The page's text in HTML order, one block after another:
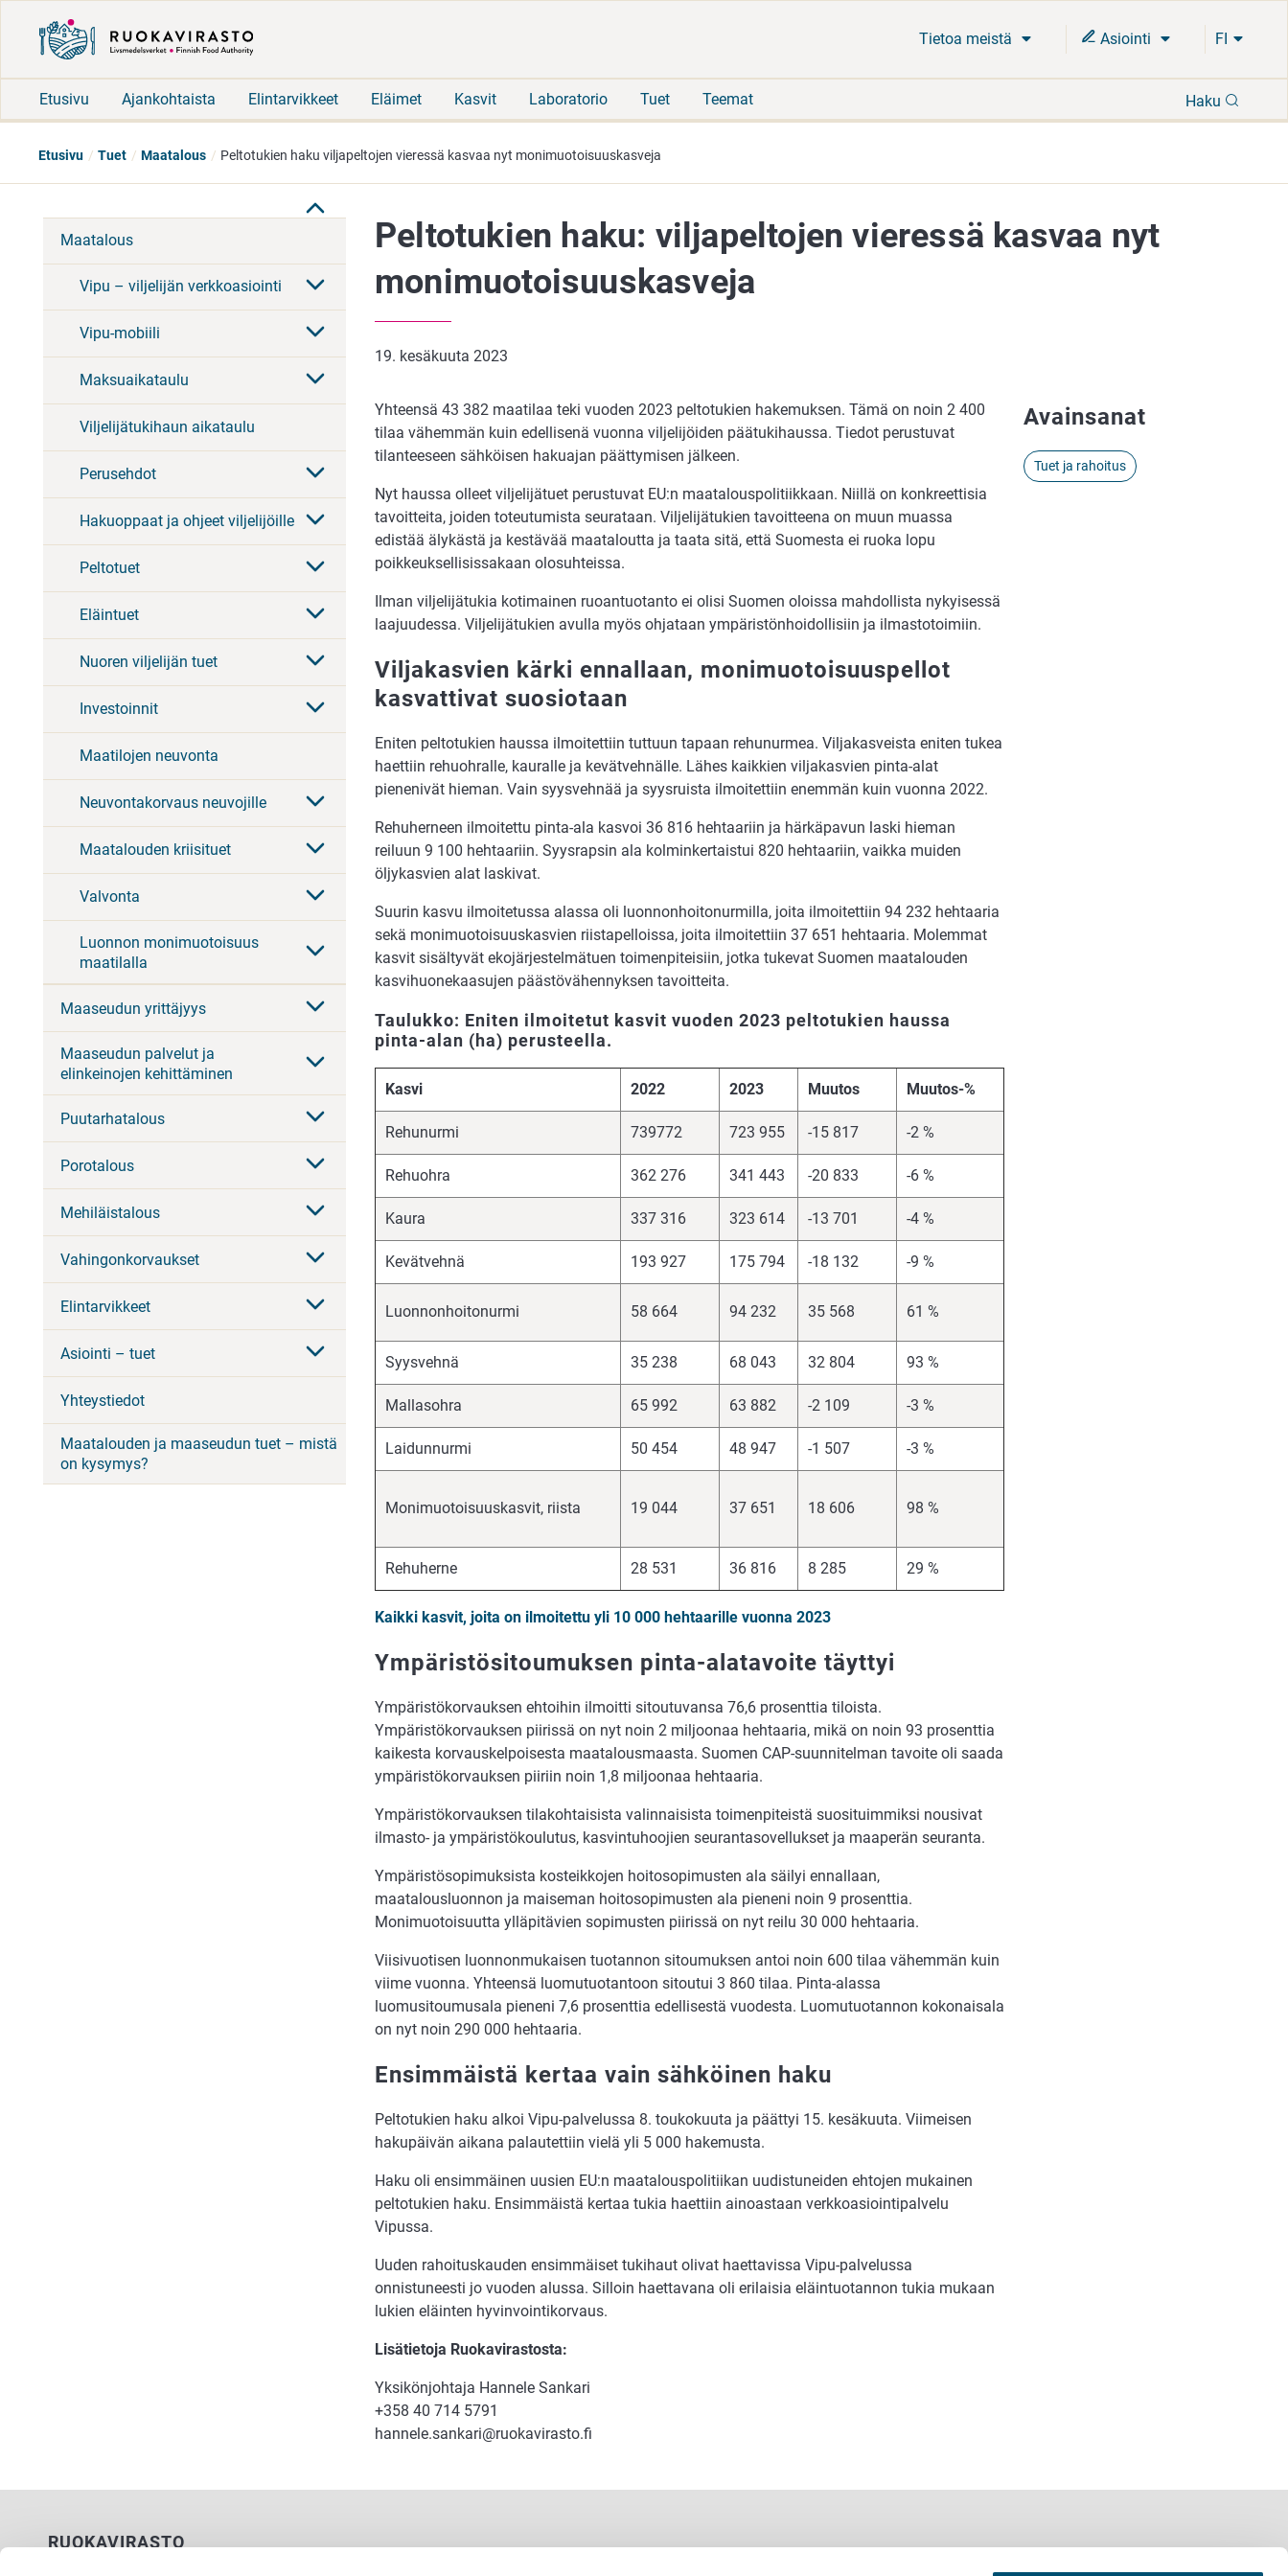
Tietoa meistä Asiointi FI
Etusivu Ajankohtaista Elintarvikkeet Eläimet Kasvit Laboratorio Tuet Teemat Haku
Etusivu Tuet Maatalous Peltotukien haku viljapeltojen vieressä kasvaa nyt monimuotoisuuskasveja
Maatalous
Vipu – viljelijän verkkoasiointi
Vipu-mobiili
Maksuaikataulu
Viljelijätukihaun aikataulu
Perusehdot
Hakuoppaat ja ohjeet viljelijöille
Peltotuet
Eläintuet
Nuoren viljelijän tuet
Investoinnit
Maatilojen neuvonta
Neuvontakorvaus neuvojille
Maatalouden kriisituet
Valvonta
Luonnon monimuotoisuus
maatilalla
Maaseudun yrittäjyys
Maaseudun palvelut ja
elinkeinojen kehittäminen
Puutarhatalous
Porotalous
Mehiläistalous
Vahingonkorvaukset
Elintarvikkeet
Asiointi – tuet
Yhteystiedot
Maatalouden ja maaseudun tuet – mistä
on kysymys?
Peltotukien haku: viljapeltojen vieressä kasvaa nyt
monimuotoisuuskasveja
19. kesäkuuta 2023
Yhteensä 43 382 maatilaa teki vuoden 2023 peltotukien hakemuksen. Tämä on noin 2 400
tilaa vähemmän kuin edellisenä vuonna viljelijöiden päätukihaussa. Tiedot perustuvat
tilanteeseen sähköisen hakuajan päättymisen jälkeen.
Nyt haussa olleet viljelijätuet perustuvat EU:n maatalouspolitiikkaan. Niillä on konkreettisia
tavoitteita, joiden toteutumista seurataan. Viljelijätukien tavoitteena on muun muassa
edistää älykästä ja kestävää maataloutta ja taata sitä, että Suomesta ei ruoka lopu
poikkeuksellisissakaan olosuhteissa.
Ilman viljelijätukia kotimainen ruoantuotanto ei olisi Suomen oloissa mahdollista nykyisessä
laajuudessa. Viljelijätukien avulla myös ohjataan ympäristönhoidollisiin ja ilmastotoimiin.
Viljakasvien kärki ennallaan, monimuotoisuuspellot
kasvattivat suosiotaan
Eniten peltotukien haussa ilmoitettiin tuttuun tapaan rehunurmea. Viljakasveista eniten tukea
haettiin rehuohralle, kauralle ja kevätvehnälle. Lähes kaikkien viljakasvien pinta-alat
pienenivät hieman. Vain syysvehnää ja syysruista ilmoitettiin enemmän kuin vuonna 2022.
Rehuherneen ilmoitettu pinta-ala kasvoi 36 816 hehtaariin ja härkäpavun laski hieman
reiluun 9 100 hehtaariin. Syysrapsin ala kolminkertaistui 820 hehtaariin, vaikka muiden
öljykasvien alat laskivat.
Suurin kasvu ilmoitetussa alassa oli luonnonhoitonurmilla, joita ilmoitettiin 94 232 hehtaaria
sekä monimuotoisuuskasvien riistapelloissa, joita ilmoitettiin 37 651 hehtaaria. Molemmat
kasvit sisältyvät ekojärjestelmätuen toimenpiteisiin, jotka tukevat Suomen maatalouden
kasvihuonekaasujen päästövähennyksen tavoitteita.
Taulukko: Eniten ilmoitetut kasvit vuoden 2023 peltotukien haussa
pinta-alan (ha) perusteella.
Kasvi 2022 2023 Muutos Muutos-%
Rehunurmi 739772 723 955 -15 817 -2 %
Rehuohra 362 276 341 443 -20 833 -6 %
Kaura 337 316 323 614 -13 701 -4 %
Kevätvehnä 193 927 175 794 -18 132 -9 %
Luonnonhoitonurmi 58 664 94 232 35 568 61 %
Syysvehnä 35 238 68 043 32 804 93 %
Mallasohra 65 992 63 882 -2 109 -3 %
Laidunnurmi 50 454 48 947 -1 507 -3 %
Monimuotoisuuskasvit, riista 19 044 37 651 18 606 98 %
Rehuherne 28 531 36 816 8 285 29 %
Kaikki kasvit, joita on ilmoitettu yli 10 000 hehtaarille vuonna 2023
Ympäristösitoumuksen pinta-alatavoite täyttyi
Ympäristökorvauksen ehtoihin ilmoitti sitoutuvansa 76,6 prosenttia tiloista.
Ympäristökorvauksen piirissä on nyt noin 2 miljoonaa hehtaaria, mikä on noin 93 prosenttia
kaikesta korvauskelpoisesta maatalousmaasta. Suomen CAP-suunnitelman tavoite oli saada
ympäristökorvauksen piiriin noin 1,8 miljoonaa hehtaaria.
Ympäristökorvauksen tilakohtaisista valinnaisista toimenpiteistä suosituimmiksi nousivat
ilmasto- ja ympäristökoulutus, kasvintuhoojien seurantasovellukset ja maaperän seuranta.
Ympäristösopimuksista kosteikkojen hoitosopimusten ala säilyi ennallaan,
maatalousluonnon ja maiseman hoitosopimusten ala pieneni noin 9 prosenttia.
Monimuotoisuutta ylläpitävien sopimusten piirissä on nyt reilu 30 000 hehtaaria.
Viisivuotisen luonnonmukaisen tuotannon sitoumuksen antoi noin 600 tilaa vähemmän kuin
viime vuonna. Yhteensä luomutuotantoon sitoutui 3 860 tilaa. Pinta-alassa
luomusitoumusala pieneni 7,6 prosenttia edellisestä vuodesta. Luomutuotannon kokonaisala
on nyt noin 290 000 hehtaaria.
Ensimmäistä kertaa vain sähköinen haku
Peltotukien haku alkoi Vipu-palvelussa 8. toukokuuta ja päättyi 15. kesäkuuta. Viimeisen
hakupäivän aikana palautettiin vielä yli 5 000 hakemusta.
Haku oli ensimmäinen uusien EU:n maatalouspolitiikan uudistuneiden ehtojen mukainen
peltotukien haku. Ensimmäistä kertaa tukia haettiin ainoastaan verkkoasiointipalvelu
Vipussa.
Uuden rahoituskauden ensimmäiset tukihaut olivat haettavissa Vipu-palvelussa
onnistuneesti jo vuoden alussa. Silloin haettavana oli erilaisia eläintuotannon tukia mukaan
lukien eläinten hyvinvointikorvaus.
Lisätietoja Ruokavirastosta:
Yksikönjohtaja Hannele Sankari
+358 40 714 5791
hannele.sankari@ruokavirasto.fi
Avainsanat
Tuet ja rahoitus
RUOKAVIRASTO